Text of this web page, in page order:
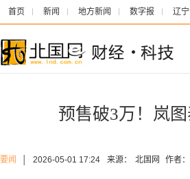
首页 新闻 地方新闻 数字报 辽
预售破3万！岚
要闻 2026-05-01 17:24 来源： 北国网 作者：